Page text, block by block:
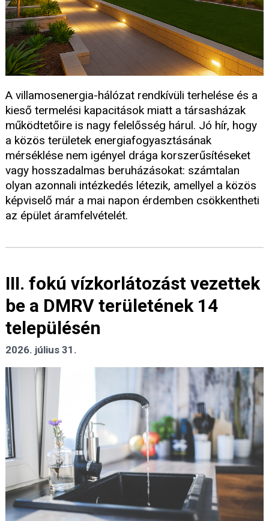
A villamosenergia-hálózat rendkívüli terhelése és a
kieső termelési kapacitások miatt a társasházak
működtetőire is nagy felelősség hárul. Jó hír, hogy
a közös területek energiafogyasztásának
mérséklése nem igényel drága korszerűsítéseket
vagy hosszadalmas beruházásokat: számtalan
olyan azonnali intézkedés létezik, amellyel a közös
képviselő már a mai napon érdemben csökkentheti
az épület áramfelvételét.
III. fokú vízkorlátozást vezettek
be a DMRV területének 14
településén
2026. július 31.